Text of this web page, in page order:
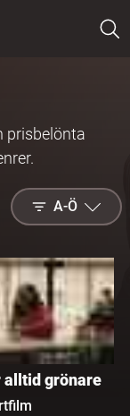
prisbelönta
A-Ö
A-Ö
Nytt på
Play
Populärast
alltid grönare